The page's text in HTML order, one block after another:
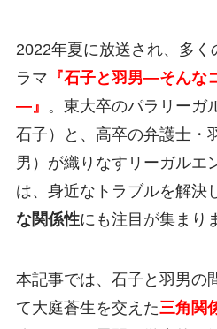
2022年夏に放送され、多く
ラマ 『石子と羽男―そんな
―』 。東大卒のパラリーガ
石子）と、高卒の弁護士・
男）が織りなすリーガルエ
は、身近なトラブルを解決
な関係性にも注目が集まり
本記事では、石子と羽男の
て大庭蒼生を交えた三角関